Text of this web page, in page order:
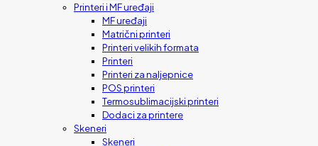
Printeri i MF uređaji
MF uređaji
Matrični printeri
Printeri velikih formata
Printeri
Printeri za naljepnice
POS printeri
Termosublimacijski printeri
Dodaci za printere
Skeneri
Skeneri